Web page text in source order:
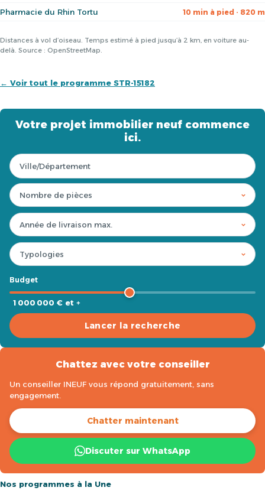
Pharmacie du Rhin Tortu 10 min à pied · 820 m
Distances à vol d’oiseau. Temps estimé à pied jusqu’à 2 km, en voiture au-
delà. Source : OpenStreetMap.
← Voir tout le programme STR-15182
Votre projet immobilier neuf commence
ici.
Budget
1 000 000 € et +
Lancer la recherche
Chattez avec votre conseiller
Un conseiller INEUF vous répond gratuitement, sans
engagement.
Chatter maintenant
Discuter sur WhatsApp
Nos programmes à la Une